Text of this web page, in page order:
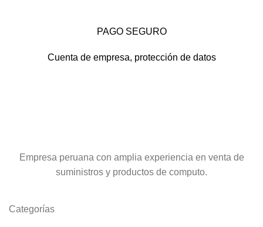
PAGO SEGURO
Cuenta de empresa, protección de datos
Empresa peruana con amplia experiencia en venta de
suministros y productos de computo.
Categorías